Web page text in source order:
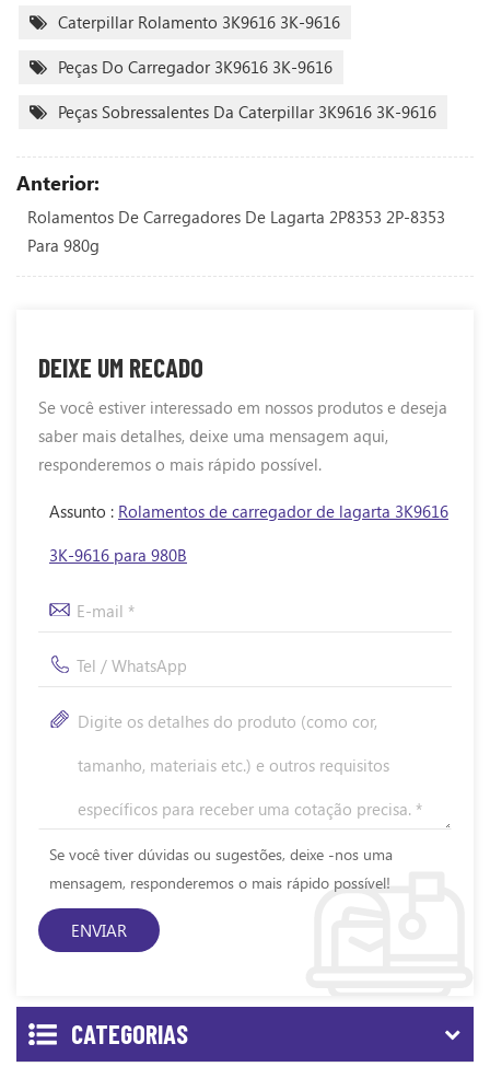
Caterpillar Rolamento 3K9616 3K-9616
Peças Do Carregador 3K9616 3K-9616
Peças Sobressalentes Da Caterpillar 3K9616 3K-9616
Anterior:
Rolamentos De Carregadores De Lagarta 2P8353 2P-8353
Para 980g
DEIXE UM RECADO
Se você estiver interessado em nossos produtos e deseja
saber mais detalhes, deixe uma mensagem aqui,
responderemos o mais rápido possível.
Assunto : Rolamentos de carregador de lagarta 3K9616
3K-9616 para 980B
Se você tiver dúvidas ou sugestões, deixe -nos uma
mensagem, responderemos o mais rápido possível!
CATEGORIAS